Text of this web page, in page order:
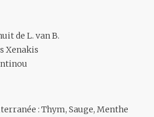
de L. van B.
Xenakis
: Thym, Sauge, Menthe